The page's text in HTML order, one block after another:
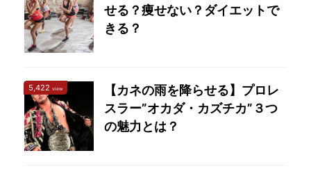
せる？痩せない？ダイエットで
きる？
5,422 view
【カネの雨を降らせる】プロレ
スラー”オカダ・カズチカ”３つ
の魅力とは？